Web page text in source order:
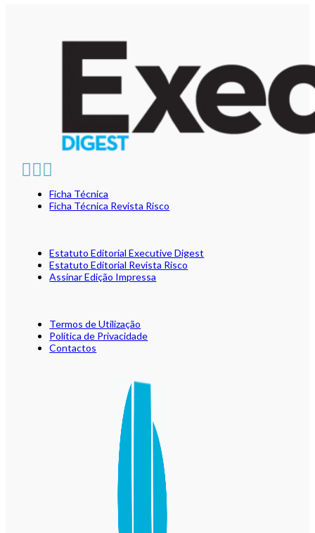
Ficha Técnica
Ficha Técnica Revista Risco
Estatuto Editorial Executive Digest
Estatuto Editorial Revista Risco
Assinar Edição Impressa
Termos de Utilização
Política de Privacidade
Contactos